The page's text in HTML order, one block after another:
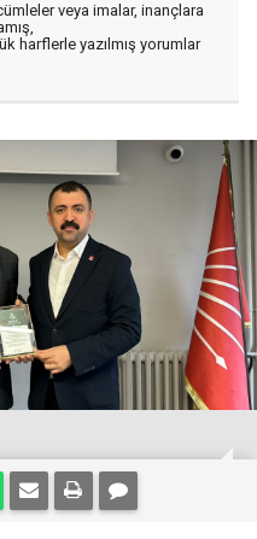
veya imalar, inançlara
harflerle yazılmış yorumlar